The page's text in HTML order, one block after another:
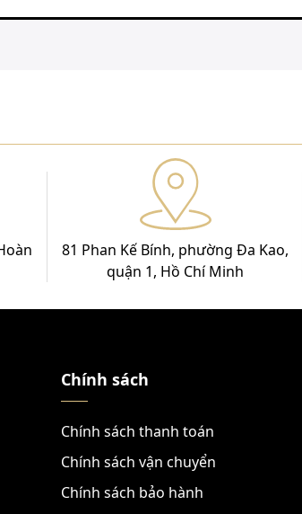
81 Phan Kế Bính, phường Đa Kao,
quận 1, Hồ Chí Minh
Chính sách
Chính sách thanh toán
Chính sách vận chuyển
Chính sách bảo hành